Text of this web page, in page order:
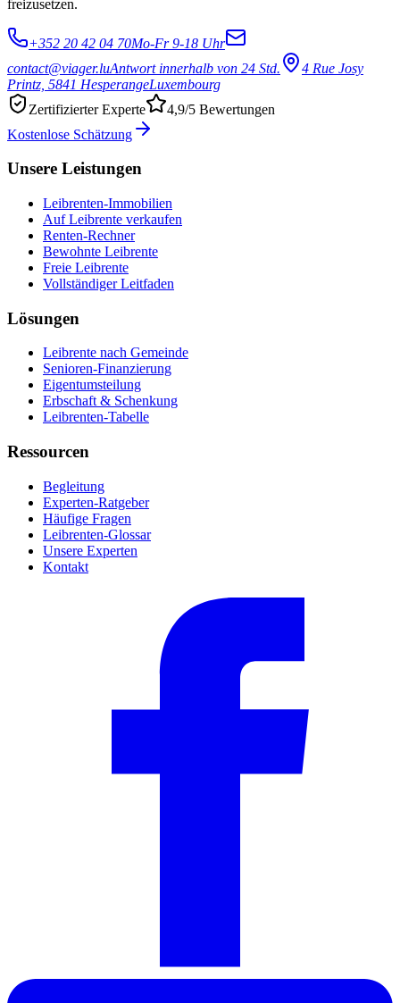
freizusetzen.
+352 20 42 04 70Mo-Fr 9-18 Uhr
contact@viager.luAntwort innerhalb von 24 Std.
4 Rue Josy
Printz, 5841 HesperangeLuxembourg
Zertifizierter Experte
4,9/5 Bewertungen
Kostenlose Schätzung
Unsere Leistungen
Leibrenten-Immobilien
Auf Leibrente verkaufen
Renten-Rechner
Bewohnte Leibrente
Freie Leibrente
Vollständiger Leitfaden
Lösungen
Leibrente nach Gemeinde
Senioren-Finanzierung
Eigentumsteilung
Erbschaft & Schenkung
Leibrenten-Tabelle
Ressourcen
Begleitung
Experten-Ratgeber
Häufige Fragen
Leibrenten-Glossar
Unsere Experten
Kontakt